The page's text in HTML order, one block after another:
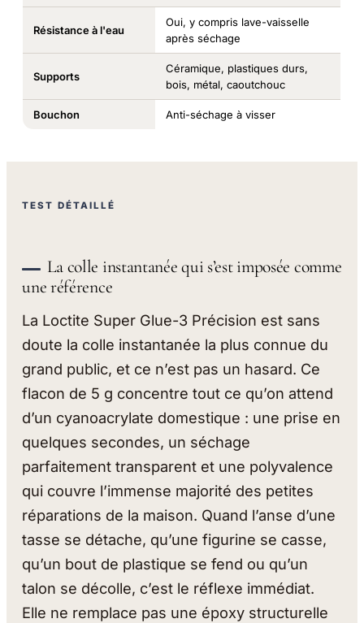
Résistance à l'eau
Oui, y compris lave-vaisselle
après séchage
Supports
Céramique, plastiques durs,
bois, métal, caoutchouc
Bouchon Anti-séchage à visser
TEST DÉTAILLÉ
La colle instantanée qui s’est imposée comme
une référence
La Loctite Super Glue-3 Précision est sans
doute la colle instantanée la plus connue du
grand public, et ce n’est pas un hasard. Ce
flacon de 5 g concentre tout ce qu’on attend
d’un cyanoacrylate domestique : une prise en
quelques secondes, un séchage
parfaitement transparent et une polyvalence
qui couvre l’immense majorité des petites
réparations de la maison. Quand l’anse d’une
tasse se détache, qu’une figurine se casse,
qu’un bout de plastique se fend ou qu’un
talon se décolle, c’est le réflexe immédiat.
Elle ne remplace pas une époxy structurelle